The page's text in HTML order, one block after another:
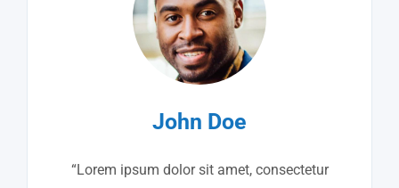
John Doe
“Lorem ipsum dolor sit amet, consectetur